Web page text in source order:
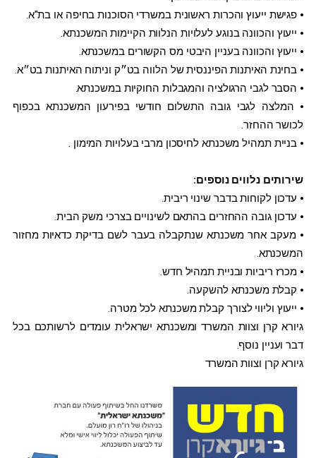
⦁ פגישת ייעוץ והכרות ראשונית במשרדי הסוכנות בחיפה או בת"א.
⦁ ייעוץ והכוונה בנוגע לעלויות הנלוות הקיימות המשכנתא.
⦁ ייעוץ והכוונה בעניין היבטי מס הקשורים במשכנתא.
⦁ בחינת האיתנות הפיננסית של הלווה בט״ק וניתוח האיתנות בט״א.
⦁ הסבר לגבי הרגולציה והמגבלות החוקיות במשכנתא.
⦁ המלצה לגבי גובה התשלום חודשי בפירעון המשכנתא בכפוף
לכושר ההחזר.
⦁ בניית תמהיל משכנתא לחיסכון מרבי בעלויות המימון .
שירותים נלווים נוספים:
⦁ עדכון לקוחות בדבר שינוי ריבית.
⦁ עדכון גובה ההחזרים בהתאם לשינויים בצרכי משק הבית.
⦁ מעקב אחר משכנתא שנתקבלה בעבר לשם בדיקת כדאיות מחזור
המשכנתא.
⦁ מכרז ריביות ובניית תמהיל חדש.
⦁ קבלת משכנתא להשקעה.
⦁ ייעוץ וליווי לצורך קבלת משכנתא לכל מטרה.
גיורא קרן וצוות המשרד ומשכנתא ישראלית עומדים לרשותכם בכל
דבר ועניין נוסף.
גיורא קרן וצוות המשרד